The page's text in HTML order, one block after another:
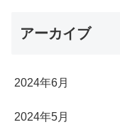
アーカイブ
2024年6月
2024年5月